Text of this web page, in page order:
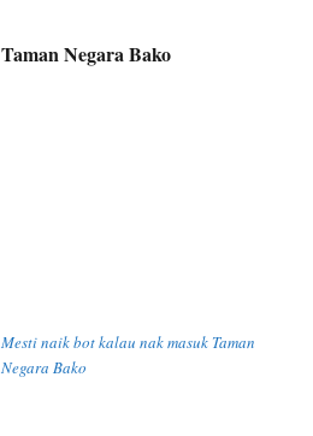
Taman Negara Bako
Mesti naik bot kalau nak masuk Taman
Negara Bako